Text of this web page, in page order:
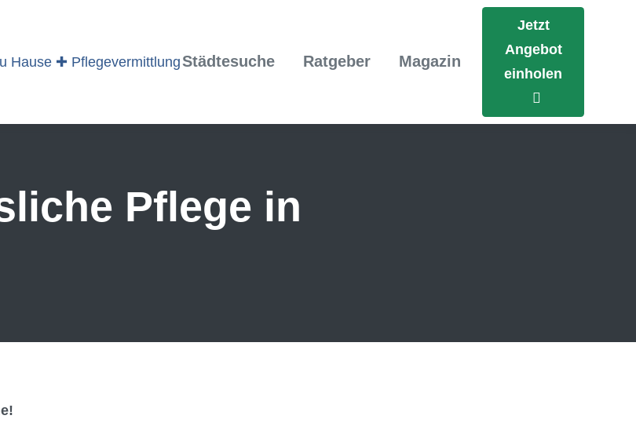
Städtesuche Ratgeber Magazin
Jetzt
Angebot
einholen
Pflege in